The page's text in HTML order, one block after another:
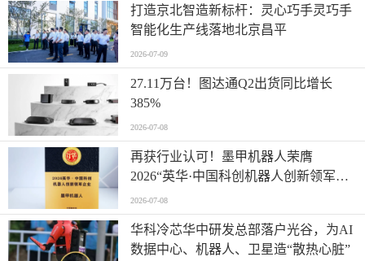
打造京北智造新标杆：灵心巧手灵巧手
智能化生产线落地北京昌平
2026-07-09
27.11万台！图达通Q2出货同比增长
385%
2026-07-08
再获行业认可！墨甲机器人荣膺
2026“英华·中国科创机器人创新领军企
业”全产业链智能出海标杆
2026-07-08
华科冷芯华中研发总部落户光谷，为AI
数据中心、机器人、卫星造“散热心脏”